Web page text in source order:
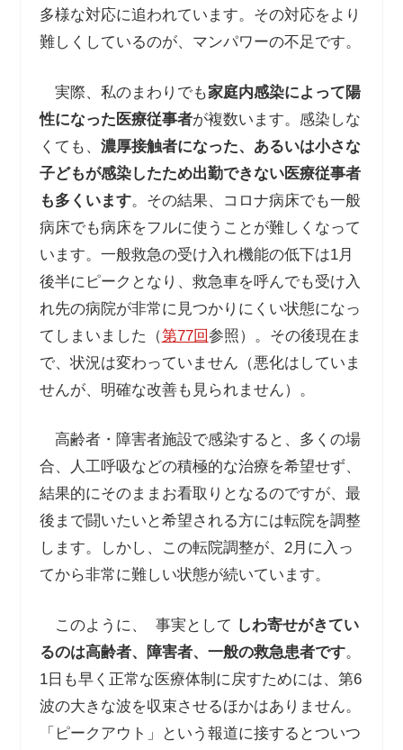
多様な対応に追われています。その対応をより
難しくしているのが、マンパワーの不足です。
実際、私のまわりでも家庭内感染によって陽
性になった医療従事者が複数います。感染しな
くても、 濃厚接触者になった、あるいは小さな
子どもが感染したため出勤できない医療従事者
も多くいます。その結果、コロナ病床でも一般
病床でも病床をフルに使うことが難しくなって
います。一般救急の受け入れ機能の低下は1月
後半にピークとなり、救急車を呼んでも受け入
れ先の病院が非常に見つかりにくい状態になっ
てしまいました（第77回参照）。その後現在ま
で、状況は変わっていません（悪化はしていま
せんが、明確な改善も見られません）。
高齢者・障害者施設で感染すると、多くの場
合、人工呼吸などの積極的な治療を希望せず、
結果的にそのままお看取りとなるのですが、最
後まで闘いたいと希望される方には転院を調整
します。しかし、この転院調整が、2月に入っ
てから非常に難しい状態が続いています。
このように、 事実として しわ寄せがきてい
るのは高齢者、障害者、一般の救急患者です。
1日も早く正常な医療体制に戻すためには、第6
波の大きな波を収束させるほかはありません。
「ピークアウト」という報道に接するとついつ